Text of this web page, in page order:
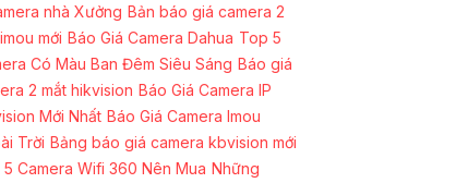
nhà Xưởng Bản báo giá camera 2
mới Báo Giá Camera Dahua Top 5
Có Màu Ban Đêm Siêu Sáng Báo giá
2 mắt hikvision Báo Giá Camera IP
Mới Nhất Báo Giá Camera Imou
Trời Bảng báo giá camera kbvision mới
5 Camera Wifi 360 Nên Mua Những